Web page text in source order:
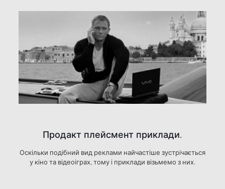
Продакт плейсмент приклади.
Оскільки подібний вид реклами найчастіше зустрічається
у кіно та відеоіграх, тому і приклади візьмемо з них.